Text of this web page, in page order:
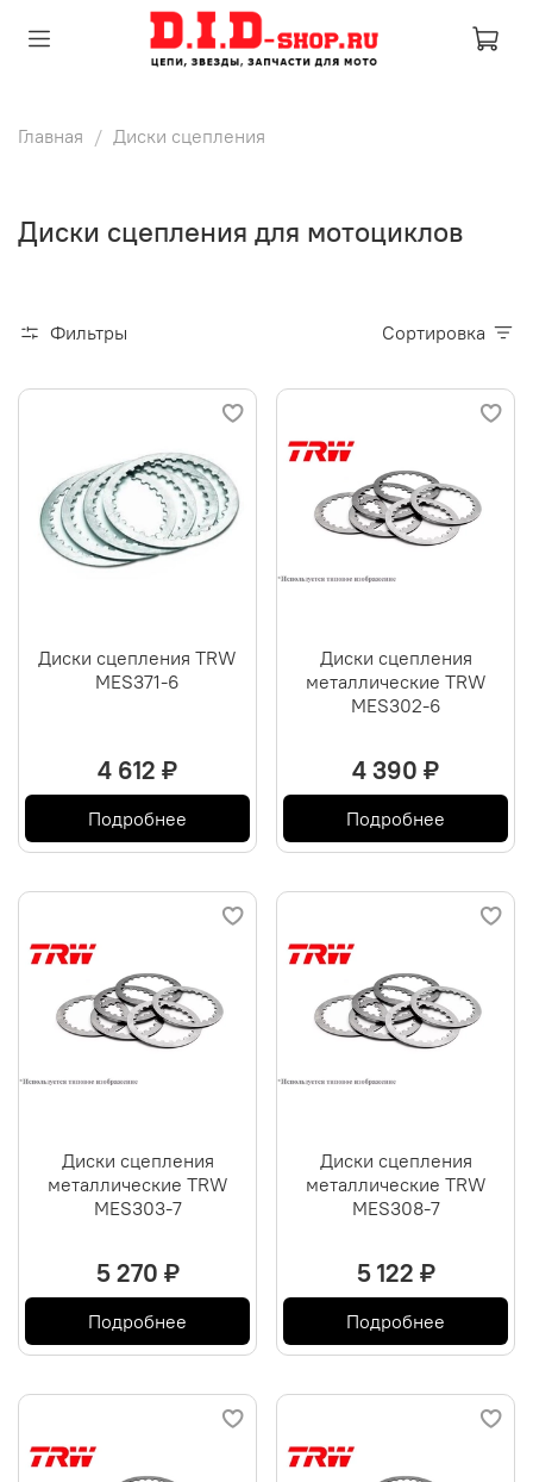
Главная Диски сцепления
Диски сцепления для мотоциклов
Фильтры Сортировка
Диски сцепления TRW
MES371-6
4 612 ₽
Подробнее
Диски сцепления
металлические TRW
MES302-6
4 390 ₽
Подробнее
Диски сцепления
металлические TRW
MES303-7
5 270 ₽
Подробнее
Диски сцепления
металлические TRW
MES308-7
5 122 ₽
Подробнее